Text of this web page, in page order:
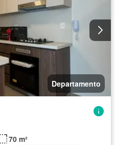
Departamento
70 m²